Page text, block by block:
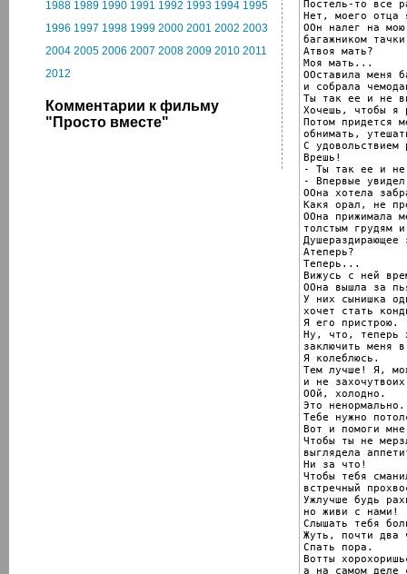
1988 1989 1990 1991 1992 1993 1994 1995
1996 1997 1998 1999 2000 2001 2002 2003
2004 2005 2006 2007 2008 2009 2010 2011
2012
Комментарии к фильму
"Просто вместе"
Постель-то все
Нет, моего отца
ООн налег на
багажником
Атвоя мать?
Моя мать...
ООставила меня
и собрала
Ты так ее и не
Хочешь, чтобы я
Потом придется
обнимать,
С удовольствием
Врешь!
- Ты так ее и не
- Впервые
ООна хотела
Какя орал, не
ООна прижимала
толстым грудям
Душераздирающее
Атеперь?
Теперь...
Вижусь с ней
ООна вышла за
У них сынишка
хочет стать
Я его пристрою.
Ну, что, теперь
заключить меня
Я колеблюсь.
Тем лучше! Я,
и не
ООй, холодно.
Это ненормально.
Тебе нужно
Вот и помоги
Чтобы ты не
выглядела
Ни за что!
Чтобы тебя
встречный
Ужлучше будь
но живи с нами!
Слышать тебя
Жуть, почти два
Спать пора.
Вотты
а на самом деле